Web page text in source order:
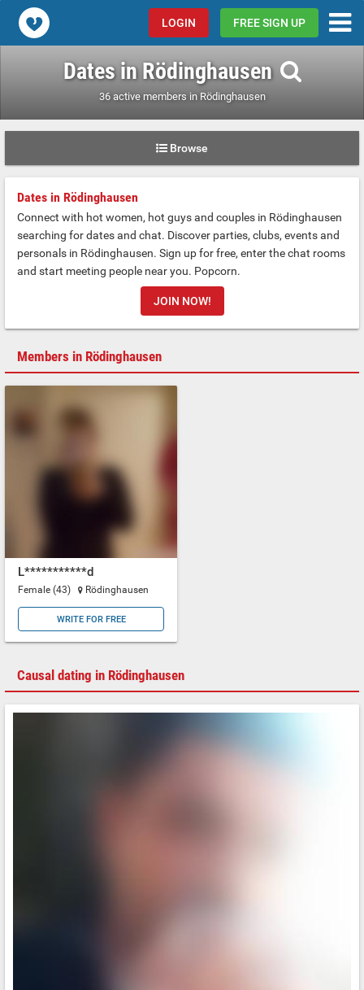
Popcorn.dating LOGIN FREE SIGN UP
Dates in Rödinghausen
36 active members in Rödinghausen
Browse
Dates in Rödinghausen
Connect with hot women, hot guys and couples in Rödinghausen
searching for dates and chat. Discover parties, clubs, events and
personals in Rödinghausen. Sign up for free, enter the chat rooms
and start meeting people near you. Popcorn.
JOIN NOW!
Members in Rödinghausen
L***********d
Female (43) Rödinghausen
WRITE FOR FREE
Causal dating in Rödinghausen